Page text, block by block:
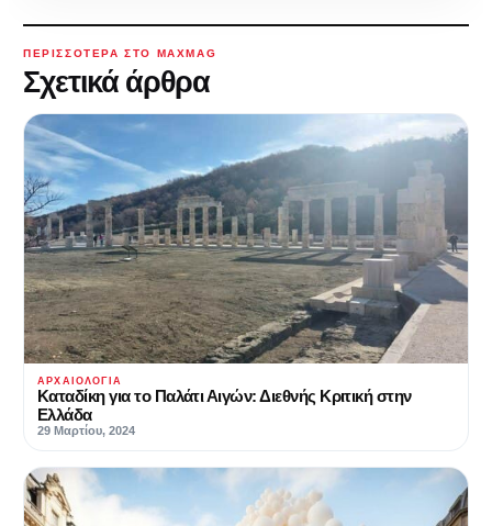
ΠΕΡΙΣΣΌΤΕΡΑ ΣΤΟ MAXMAG
Σχετικά άρθρα
ΑΡΧΑΙΟΛΟΓΊΑ
Καταδίκη για το Παλάτι Αιγών: Διεθνής Κριτική στην
Ελλάδα
29 Μαρτίου, 2024